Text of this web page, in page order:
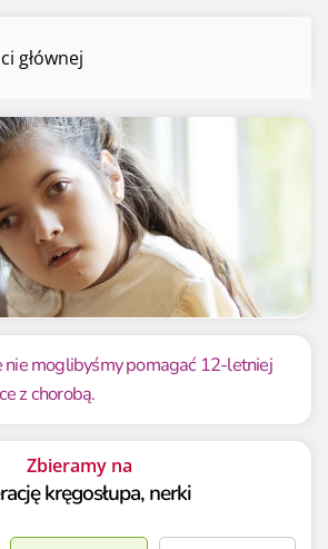
głównej
Ania Mrówczyńska
Potrzebujemy
1 100 000 zł
41.67%
nie moglibyśmy pomagać 12-letniej
z chorobą.
Zbieramy na
kręgosłupa, nerki